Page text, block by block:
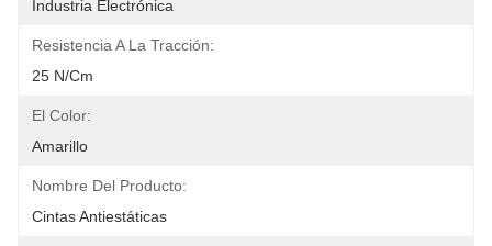
Industria Electrónica
Resistencia A La Tracción:
25 N/cm
El Color:
Amarillo
Nombre Del Producto:
Cintas Antiestáticas